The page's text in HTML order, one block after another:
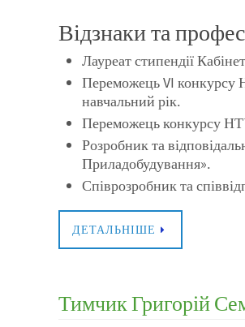
Відзнаки та
Лауреат стипендії
Переможець VI конкурсу
навчальний рік.
Переможець конкурсу
Розробник та
Приладобудування».
Співрозробник та
ДЕТАЛЬНІШЕ
Тимчик Григорій